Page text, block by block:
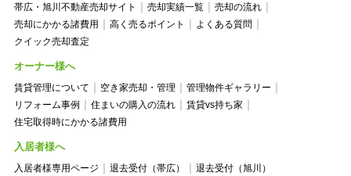
帯広・旭川不動産売却サイト
売却実績一覧
売却の流れ
売却にかかる諸費用
高く売るポイント
よくある質問
クイック売却査定
オーナー様へ
賃貸管理について 空き家売却・管理
管理物件ギャラリー
リフォーム事例
住まいの購入の流れ
賃貸vs持ち家
住宅取得時にかかる諸費用
入居者様へ
入居者様専用ページ 退去受付（帯広） 退去受付（旭川）